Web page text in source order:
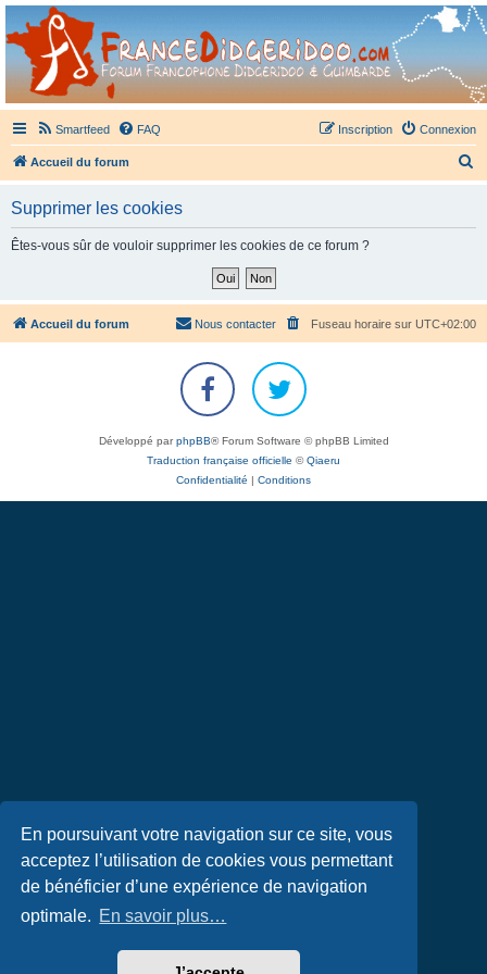
En poursuivant votre navigation sur ce site, vous
acceptez l’utilisation de cookies vous permettant
de bénéficier d’une expérience de navigation
optimale. En savoir plus…
France Didgeridoo
Didgeridoo et Guimbarde sur France Didgeridoo - retrouvez la communauté.
Smartfeed FAQ Connexion
Inscription
Accueil du forum
c
h
Supprimer les cookies
Êtes-vous sûr de vouloir supprimer les cookies de ce forum ?
Accueil du forum Fuseau horaire sur UTC+02:00
Nous contacter
Développé parphpBB® Forum Software © phpBB Limited
Traduction française officielle ©Qiaeru
Confidentialité
Conditions